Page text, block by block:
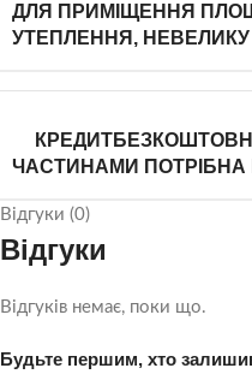
ДЛЯ ПРИМІЩЕННЯ
УТЕПЛЕННЯ,
КРЕДИТ
ЧАСТИНАМИ ПОТРІБНА
Відгуки (0)
Відгуки
Відгуків немає, поки що.
Будьте першим, хто